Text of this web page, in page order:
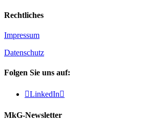
Rechtliches
Impressum
Datenschutz
Folgen Sie uns auf:
LinkedIn
MkG-Newsletter